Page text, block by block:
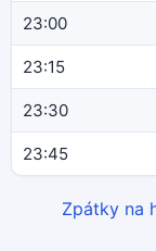
23:00
23:15
23:30
23:45
Zpátky na